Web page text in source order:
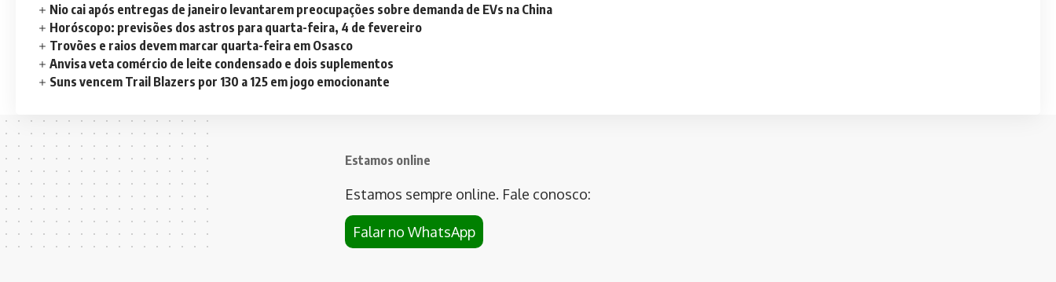
Nio cai após entregas de janeiro levantarem preocupações sobre demanda de EVs na China
Horóscopo: previsões dos astros para quarta-feira, 4 de fevereiro
Trovões e raios devem marcar quarta-feira em Osasco
Anvisa veta comércio de leite condensado e dois suplementos
Suns vencem Trail Blazers por 130 a 125 em jogo emocionante
Estamos online
Estamos sempre online. Fale conosco:
Falar no WhatsApp